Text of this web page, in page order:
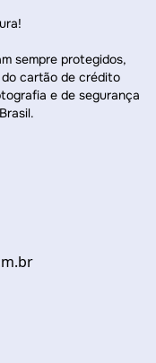
sempre protegidos,
do cartão de crédito
e de segurança